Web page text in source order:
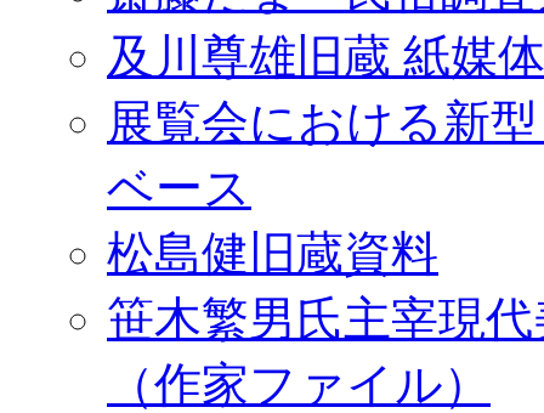
及川尊雄旧蔵 紙媒
展覧会における新
ベース
松島健旧蔵資料
笹木繁男氏主宰現
（作家ファイル）